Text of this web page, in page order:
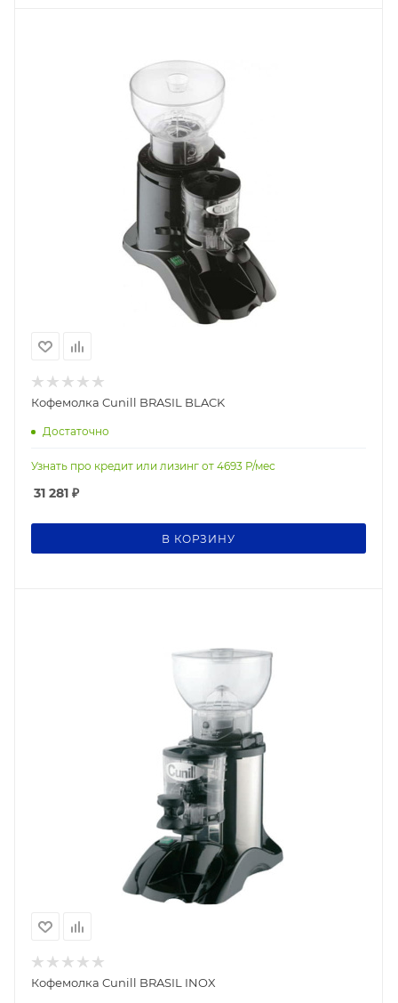
Кофемолка Cunill BRASIL BLACK
Достаточно
Узнать про кредит или лизинг от 4693 Р/мес
31 281 ₽
В КОРЗИНУ
Кофемолка Cunill BRASIL INOX